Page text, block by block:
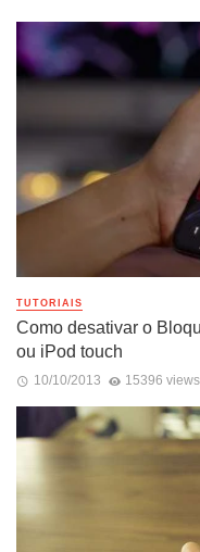
TUTORIAIS
Como desativar o
ou iPod touch
10/10/2013 15396 views